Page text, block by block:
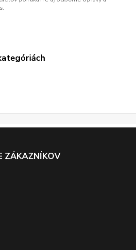
ZÁKAZNÍKOV